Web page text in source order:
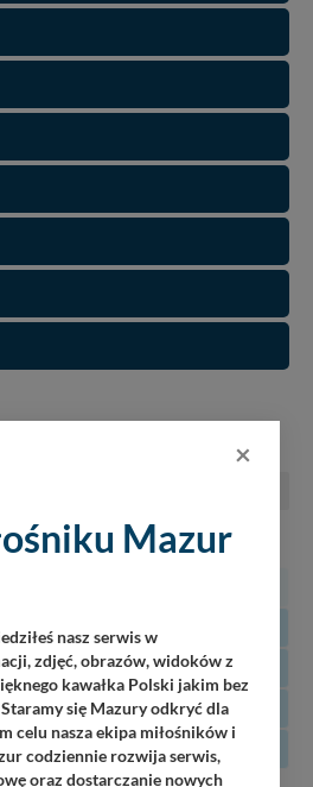
CZ PT SO
6
13 14 15
20 21 22
27 28 29
×
Mazur
nasz serwis w
zdjęć, obrazów, widoków z
kawałka Polski jakim bez
się Mazury odkryć dla
celu nasza ekipa miłośników i
codziennie rozwija serwis,
oraz dostarczanie nowych